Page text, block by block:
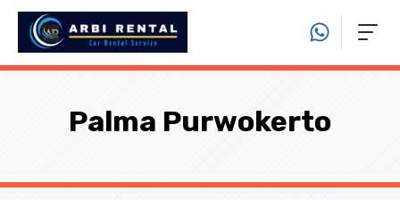
Langsung
Palma Purwokerto